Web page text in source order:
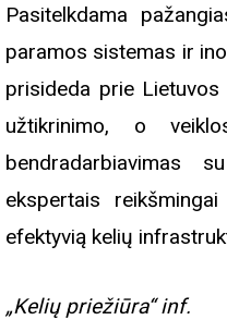
Pasitelkdama
paramos sistemas ir
prisideda prie
užtikrinimo, o
bendradarbiavimas
ekspertais
efektyvią kelių
„Kelių priežiūra“ inf.